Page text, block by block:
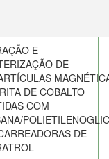
E
DE
DE COBALTO
COM
DE